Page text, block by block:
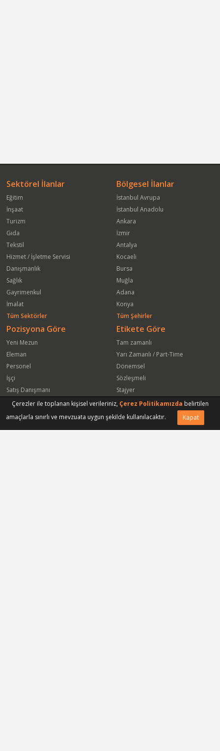
Başvuru Yap
Arkadaşına Gönder
Sektörel İlanlar
Eğitim
İnşaat
Turizm
Gıda
Tekstil
Hizmet / İşletme Servisi
Danışmanlık
Sağlık
Gayrimenkul
İmalat
Tüm Sektörler
Bölgesel İlanlar
İstanbul Avrupa
İstanbul Anadolu
Ankara
İzmir
Antalya
Kocaeli
Bursa
Muğla
Adana
Konya
Tüm Şehirler
Pozisyona Göre
Yeni Mezun
Eleman
Personel
İşçi
Satış Danışmanı
Öğrenci
Satış Elemanı
Etikete Göre
Tam zamanlı
Yarı Zamanlı / Part-Time
Dönemsel
Sözleşmeli
Stajyer
Freelance
Yeni Mezun
Çerezler ile toplanan kişisel verileriniz, Çerez Politikamızda belirtilen
amaçlarla sınırlı ve mevzuata uygun şekilde kullanılacaktır.
Kapat